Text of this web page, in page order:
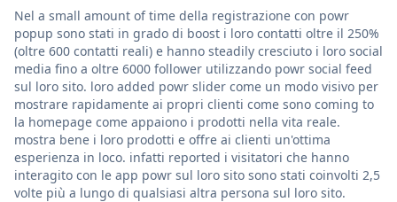
Nel a small amount of time della registrazione con powr
popup sono stati in grado di boost i loro contatti oltre il 250%
(oltre 600 contatti reali) e hanno steadily cresciuto i loro social
media fino a oltre 6000 follower utilizzando powr social feed
sul loro sito. loro added powr slider come un modo visivo per
mostrare rapidamente ai propri clienti come sono coming to
la homepage come appaiono i prodotti nella vita reale.
mostra bene i loro prodotti e offre ai clienti un'ottima
esperienza in loco. infatti reported i visitatori che hanno
interagito con le app powr sul loro sito sono stati coinvolti 2,5
volte più a lungo di qualsiasi altra persona sul loro sito.